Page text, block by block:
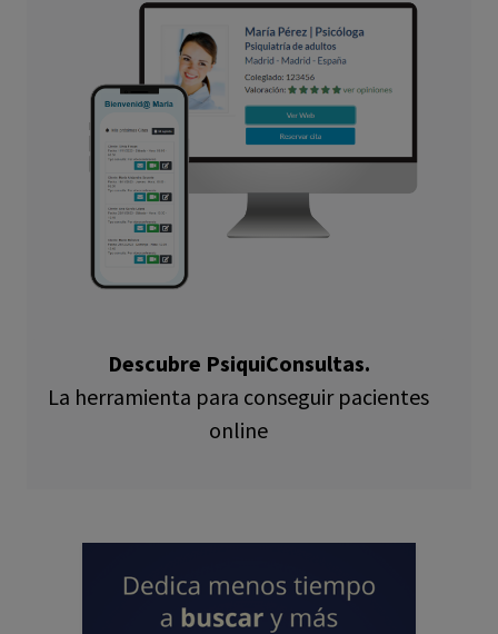
Descubre PsiquiConsultas.
La herramienta para conseguir pacientes
online